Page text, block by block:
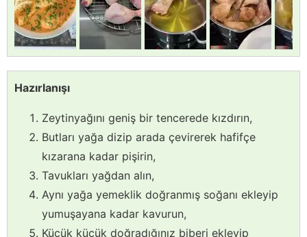
Hazırlanışı
Zeytinyağını geniş bir tencerede kızdırın,
Butları yağa dizip arada çevirerek hafifçe
kızarana kadar pişirin,
Tavukları yağdan alın,
Aynı yağa yemeklik doğranmış soğanı ekleyip
yumuşayana kadar kavurun,
Küçük küçük doğradığınız biberi ekleyip